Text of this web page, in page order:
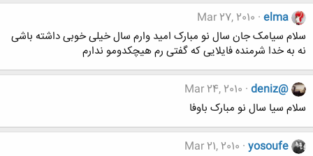
elma
Mar 27, 2010
سلام سیامک جان سال نو مبارک امید وارم سال خیلی خوبی داشته باشی
نه به خدا شرمنده فایلایی که گفتی رم هیچکدومو ندارم
deniz@
Mar 24, 2010
سلام سیا سال نو مبارک باوفا
yosoufe
Mar 21, 2010